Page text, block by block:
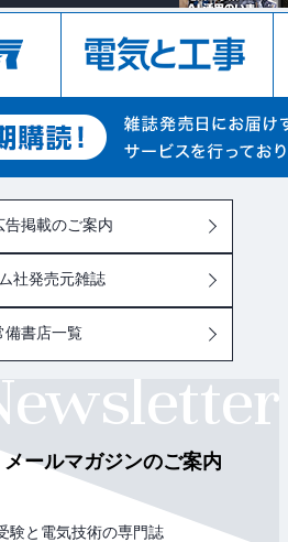
告掲載のご案内
社発売元雑誌
備書店一覧
ールマガジンのご案内
験と電気技術の専門誌